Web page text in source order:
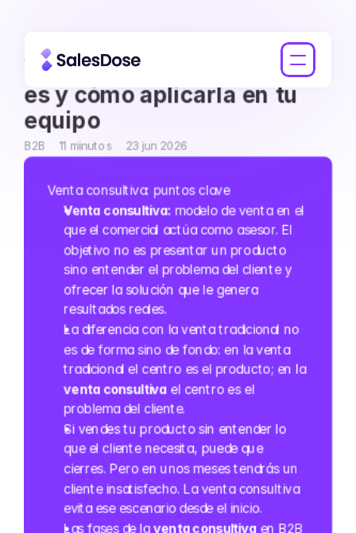
Venta consultiva B2B: qué
es y cómo aplicarla en tu
equipo
B2B 11 minutos 23 jun 2026
Venta consultiva: puntos clave
Venta consultiva: modelo de venta en el
que el comercial actúa como asesor. El
objetivo no es presentar un producto
sino entender el problema del cliente y
ofrecer la solución que le genera
resultados reales.
La diferencia con la venta tradicional no
es de forma sino de fondo: en la venta
tradicional el centro es el producto; en la
venta consultiva el centro es el
problema del cliente.
Si vendes tu producto sin entender lo
que el cliente necesita, puede que
cierres. Pero en unos meses tendrás un
cliente insatisfecho. La venta consultiva
evita ese escenario desde el inicio.
Las fases de la venta consultiva en B2B